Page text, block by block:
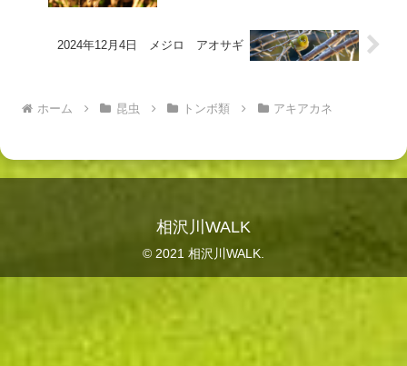
2024年12月4日 メジロ アオサギ
ホーム 昆虫 トンボ類 アキアカネ
相沢川WALK
© 2021 相沢川WALK.